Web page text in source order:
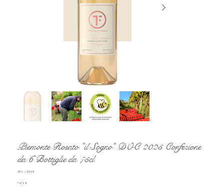
Piemonte Rosato "il Sogno" DOC 2025 Confezione
da 6 Bottiglie da 75cl
SKU: SKU
L.1026B
Prezzo
74,76 €